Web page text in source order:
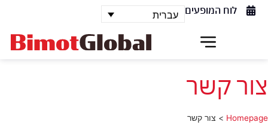
לוח המופעים עברית
צור קשר
Homepage
> צור קשר